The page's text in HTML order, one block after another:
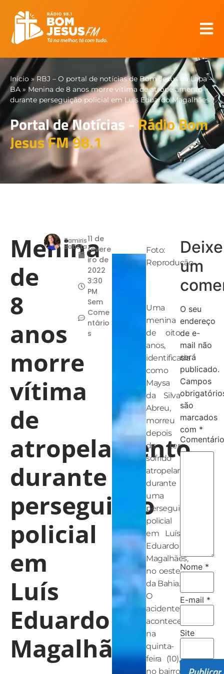
Início »RBJ – O portal de notícias de Bom Jesus da Lapa –
BA » Menina de 8 anos morre vítima de atropelamento
durante perseguição policial em Luís Eduardo Magalhães
Portal de Notícias -Rádio Bom
Jesus FM 98.1
Menina
de
8
anos
morre
vítima
de
atropelamento
durante
perseguição
policial
em
Luís
Eduardo
Magalhães
Tamiris
Batista
11 de
fevere
iro de
2022
3:30
PM
Sem
Come
ntário
s
Foto:
Reprodução
Uma
menina
de oito
anos,
identificada
como
Maysa
da Silva
Abreu,
morreu
depois
de ter
sofrido
atropelamento
durante
uma
perseguição
policial
em Luís
Eduardo
Magalhães,
no oeste
da Bahia.
O
acidente
aconteceu
na
quinta-
feira (10),
no bairro
Deixe
um
O seu
endereço
de e-
mail não
será
publicado.
Campos
são
marcados
com *
Comentário
*
Nome *
E-mail *
Site